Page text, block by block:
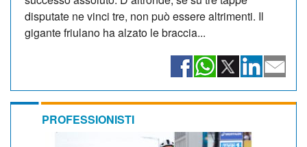
disputate ne vinci tre, non può essere altrimenti. Il
gigante friulano ha alzato le braccia...
PROFESSIONISTI